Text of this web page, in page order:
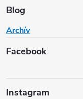
Blog
Archív
Facebook
Instagram